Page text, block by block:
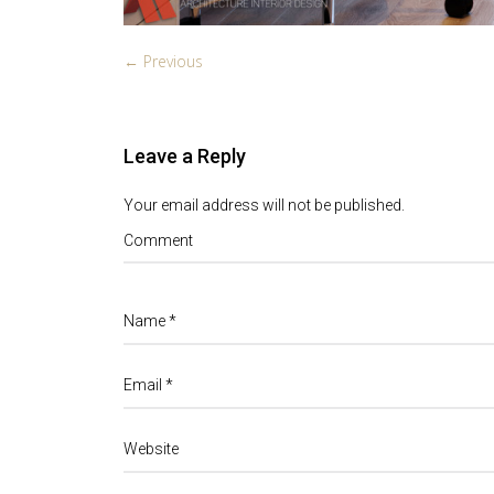
← Previous
Leave a Reply
Your email address will not be published.
Comment
Name*
Email *
Website